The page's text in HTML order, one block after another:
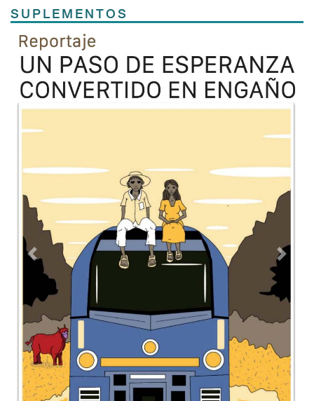
SUPLEMENTOS
Previous
TODOS LOS SUPLEMENTOS
Contacto Directorio Aviso de privacidad
Copyright ©2026 Todos los derechos reservados | La Jornada
Maya